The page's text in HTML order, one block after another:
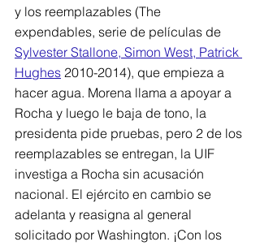
y los reemplazables (The
expendables, serie de películas de
Sylvester Stallone, Simon West, Patrick
Hughes 2010-2014), que empieza a
hacer agua. Morena llama a apoyar a
Rocha y luego le baja de tono, la
presidenta pide pruebas, pero 2 de los
reemplazables se entregan, la UIF
investiga a Rocha sin acusación
nacional. El ejército en cambio se
adelanta y reasigna al general
solicitado por Washington. ¡Con los